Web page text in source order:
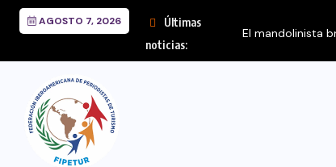
AGOSTO 7, 2026
Últimas
noticias:
El mandolinista